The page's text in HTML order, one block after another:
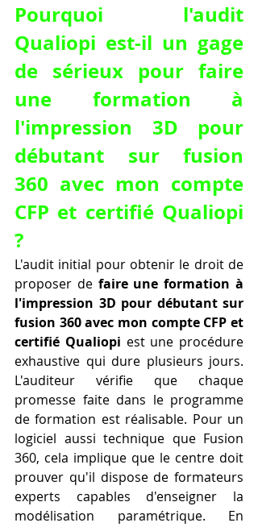
Pourquoi l'audit
Qualiopi est-il un gage
de sérieux pour faire
une formation à
l'impression 3D pour
débutant sur fusion
360 avec mon compte
CFP et certifié Qualiopi
?
L'audit initial pour obtenir le droit de
proposer de faire une formation à
l'impression 3D pour débutant sur
fusion 360 avec mon compte CFP et
certifié Qualiopi est une procédure
exhaustive qui dure plusieurs jours.
L'auditeur vérifie que chaque
promesse faite dans le programme
de formation est réalisable. Pour un
logiciel aussi technique que Fusion
360, cela implique que le centre doit
prouver qu'il dispose de formateurs
experts capables d'enseigner la
modélisation paramétrique. En